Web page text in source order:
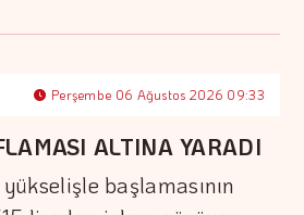
Perşembe 06 Ağustos 2026 09:33
ALTINA YARADI
başlamasının